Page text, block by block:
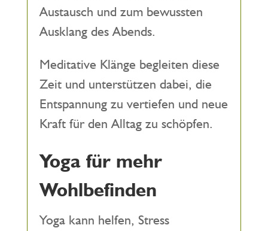
Austausch und zum bewussten
Ausklang des Abends.
Meditative Klänge begleiten diese
Zeit und unterstützen dabei, die
Entspannung zu vertiefen und neue
Kraft für den Alltag zu schöpfen.
Yoga für mehr
Wohlbefinden
Yoga kann helfen, Stress